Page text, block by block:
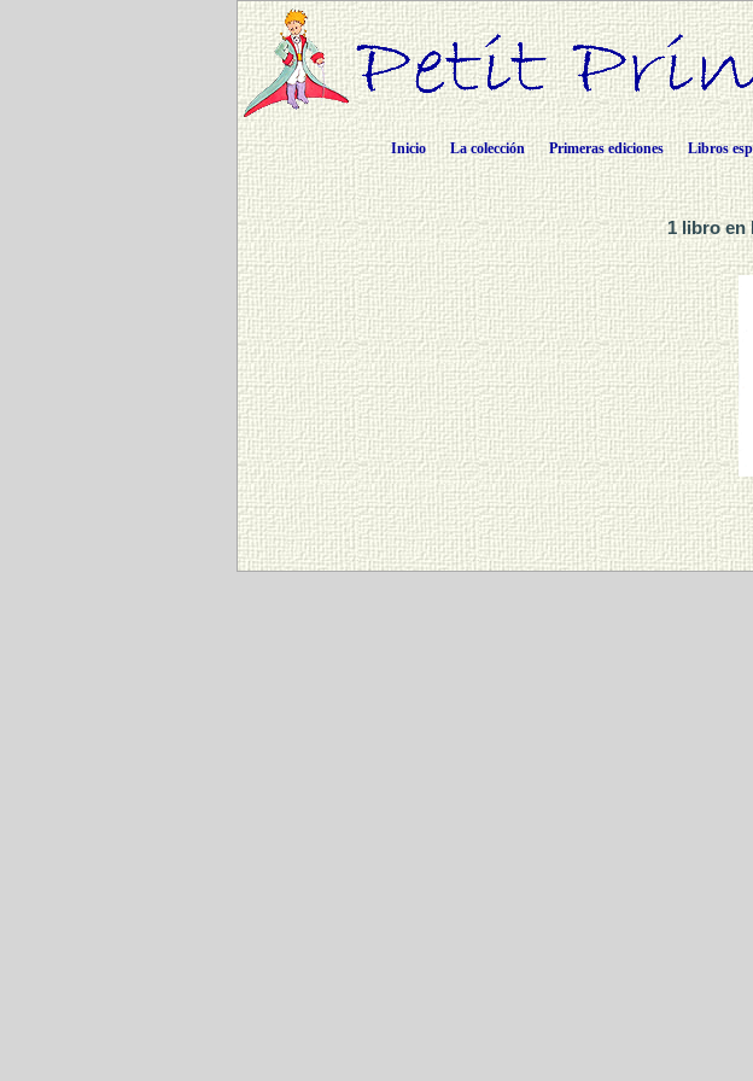
Inicio La colección Primeras ediciones Libros
1 libro en